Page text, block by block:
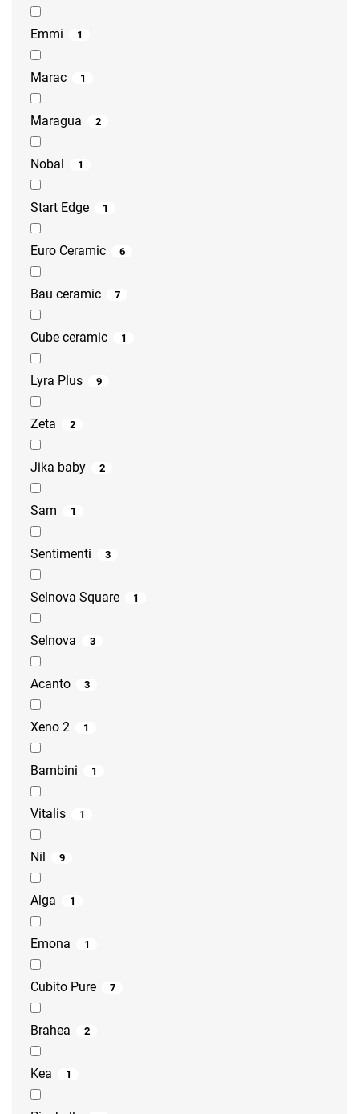
Emmi 1
Marac 1
Maragua 2
Nobal 1
Start Edge 1
Euro Ceramic 6
Bau ceramic 7
Cube ceramic 1
Lyra Plus 9
Zeta 2
Jika baby 2
Sam 1
Sentimenti 3
Selnova Square 1
Selnova 3
Acanto 3
Xeno 2 1
Bambini 1
Vitalis 1
Nil 9
Alga 1
Emona 1
Cubito Pure 7
Brahea 2
Kea 1